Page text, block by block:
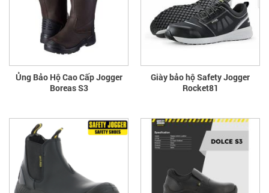
Ủng Bảo Hộ Cao Cấp Jogger
Boreas S3
Giày bảo hộ Safety Jogger
Rocket81